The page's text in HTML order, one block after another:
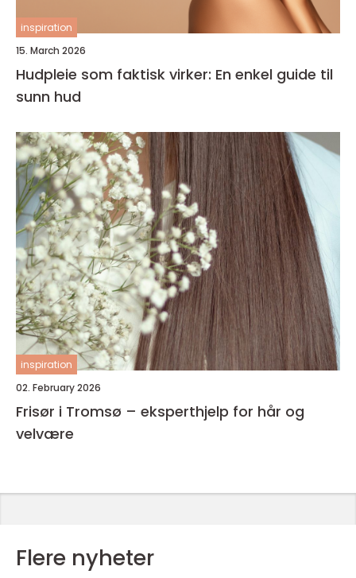
inspiration
15. March 2026
Hudpleie som faktisk virker: En enkel guide til
sunn hud
inspiration
02. February 2026
Frisør i Tromsø – eksperthjelp for hår og
velvære
Flere nyheter